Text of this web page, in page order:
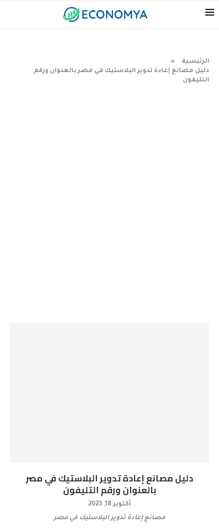
الرئيسية »
دليل مصانع إعادة تدوير البلاستيك في مصر بالعنوان ورقم
التليفون
دليل مصانع إعادة تدوير البلاستيك في مصر
بالعنوان ورقم التليفون
أكتوبر 18, 2023
مصانع إعادة تدوير البلاستيك في مصر